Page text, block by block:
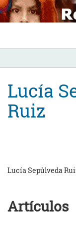
Skip
to
content
Lucía
Ruiz
Lucía Sepúlveda
Artículos